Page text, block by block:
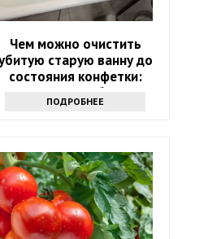
Чем можно очистить
старую ванну до
состояния конфетки:
дешевый способ спасти
санузел
ПОДРОБНЕЕ